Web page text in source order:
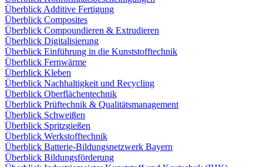
Überblick Additive Fertigung
Überblick Composites
Überblick Compoundieren & Extrudieren
Überblick Digitalisierung
Überblick Einführung in die Kunststofftechnik
Überblick Fernwärme
Überblick Kleben
Überblick Nachhaltigkeit und Recycling
Überblick Oberflächentechnik
Überblick Prüftechnik & Qualitätsmanagement
Überblick Schweißen
Überblick Spritzgießen
Überblick Werkstofftechnik
Überblick Batterie-Bildungsnetzwerk Bayern
Überblick Bildungsförderung